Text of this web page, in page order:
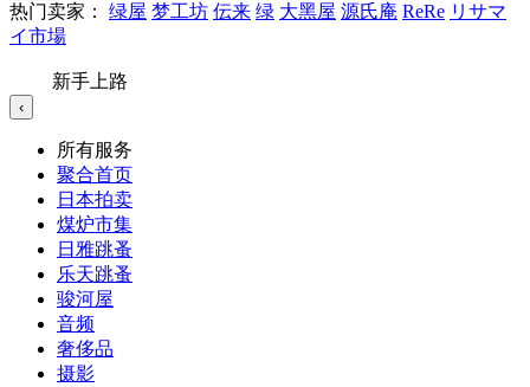
热门卖家： 绿屋 梦工坊 伝来 绿 大黑屋 源氏庵 ReRe リサマ
イ市場
新手上路
‹
所有服务
聚合首页
日本拍卖
煤炉市集
日雅跳蚤
乐天跳蚤
骏河屋
音频
奢侈品
摄影